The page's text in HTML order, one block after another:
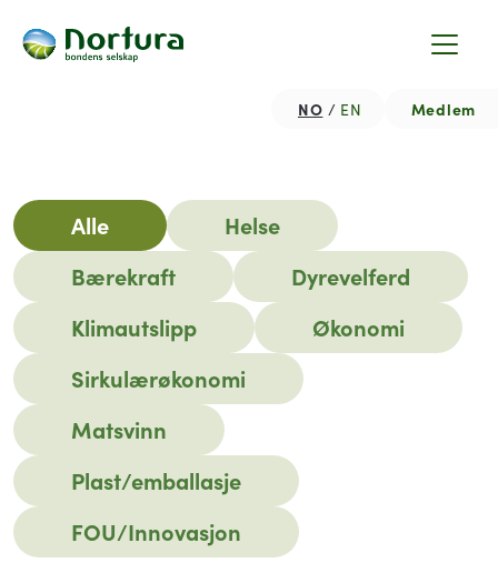
Medlem
NO EN
Alle
Helse
Bærekraft
Dyrevelferd
Klimautslipp
Økonomi
Sirkulærøkonomi
Matsvinn
Plast/emballasje
FOU/Innovasjon